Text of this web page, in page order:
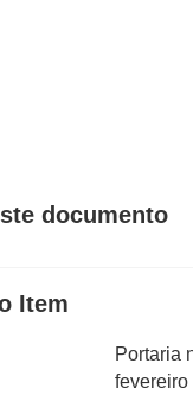
documento
Item
Portaria
fevereiro